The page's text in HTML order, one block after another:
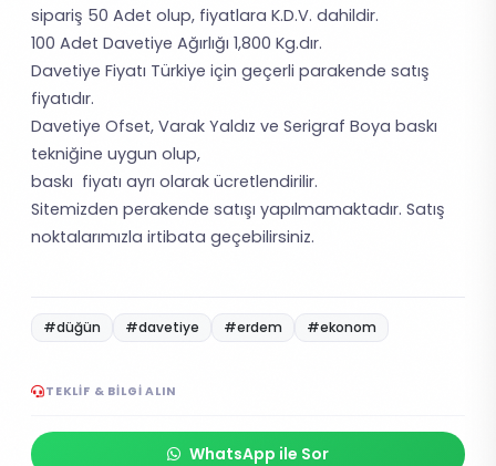
sipariş 50 Adet olup, fiyatlara K.D.V. dahildir.
100 Adet Davetiye Ağırlığı 1,800 Kg.dır.
Davetiye Fiyatı Türkiye için geçerli parakende satış
fiyatıdır.
Davetiye Ofset, Varak Yaldız ve Serigraf Boya baskı
tekniğine uygun olup,
baskı fiyatı ayrı olarak ücretlendirilir.
Sitemizden perakende satışı yapılmamaktadır. Satış
noktalarımızla irtibata geçebilirsiniz.
#düğün #davetiye #erdem #ekonom
TEKLIF & BILGI ALIN
WhatsApp ile Sor